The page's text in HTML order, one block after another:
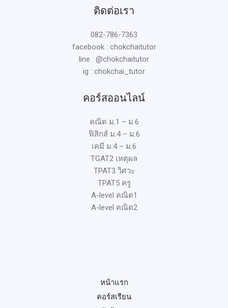
ติดต่อเรา
082-786-7363
facebook : chokchaitutor
line : @chokchaitutor
ig : chokchai_tutor
คอร์สออนไลน์
คณิต ม.1 – ม.6
ฟิสิกส์ ม.4 – ม.6
เคมี ม.4 – ม.6
TGAT2 เหตุผล
TPAT3 วิศวะ
TPAT5 ครู
A-level คณิต1
A-level คณิต2
หน้าแรก
คอร์สเรียน